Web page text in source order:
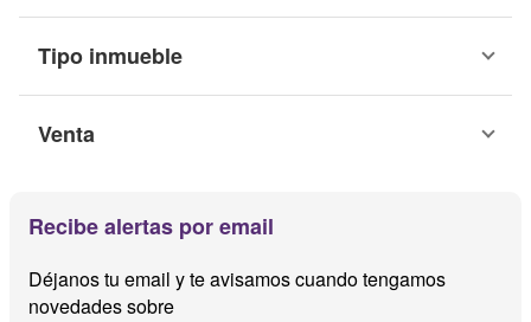
Tipo inmueble
Venta
Recibe alertas por email
Déjanos tu email y te avisamos cuando tengamos
novedades sobre